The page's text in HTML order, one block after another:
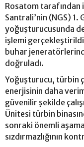
Rosatom tarafından
Santrali’nin (NGS)
yoğuşturucusunda
işlemi
buhar
doğruladı.
Yoğuşturucu, türbin
enerjisinin daha
güvenilir şekilde
Ünitesi türbin
sonraki önemli
sızdırmazlığının